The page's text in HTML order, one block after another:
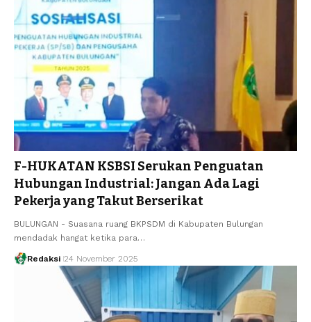
F-HUKATAN KSBSI Serukan Penguatan
Hubungan Industrial: Jangan Ada Lagi
Pekerja yang Takut Berserikat
BULUNGAN - Suasana ruang BKPSDM di Kabupaten Bulungan
mendadak hangat ketika para…
Redaksi 24 November 2025